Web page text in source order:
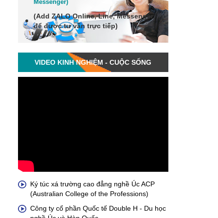
Messenger)
(Add ZALO Online, Line, Messenger
để được tư vấn trực tiếp)
VIDEO KINH NGHIỆM - CUỘC SỐNG
Ký túc xá trường cao đẳng nghề Úc ACP
(Australian College of the Professions)
Công ty cổ phần Quốc tế Double H - Du học